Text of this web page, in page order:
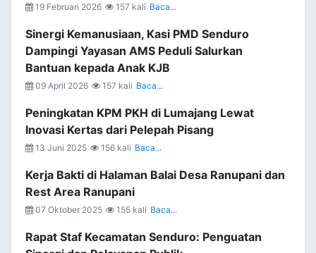
19 Februari 2026 157 kali Baca...
Sinergi Kemanusiaan, Kasi PMD Senduro
Dampingi Yayasan AMS Peduli Salurkan
Bantuan kepada Anak KJB
09 April 2026 157 kali Baca...
Peningkatan KPM PKH di Lumajang Lewat
Inovasi Kertas dari Pelepah Pisang
13 Juni 2025 156 kali Baca...
Kerja Bakti di Halaman Balai Desa Ranupani dan
Rest Area Ranupani
07 Oktober 2025 155 kali Baca...
Rapat Staf Kecamatan Senduro: Penguatan